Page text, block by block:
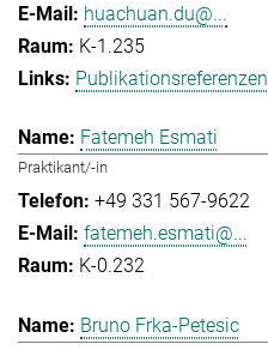
huachuan.du@...
K-1.235
Publikationsreferenzen
Fatemeh Esmati
Praktikant/-in
+49 331 567-9622
fatemeh.esmati@...
K-0.232
Bruno Frka-Petesic